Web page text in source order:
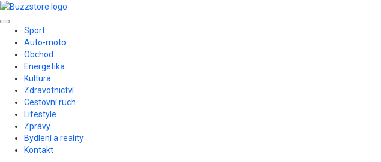
Skip
content
Primary
Menu
Sport
Auto-moto
Obchod
Energetika
Kultura
Zdravotnictví
Cestovní ruch
Lifestyle
Zprávy
Bydlení a reality
Kontakt